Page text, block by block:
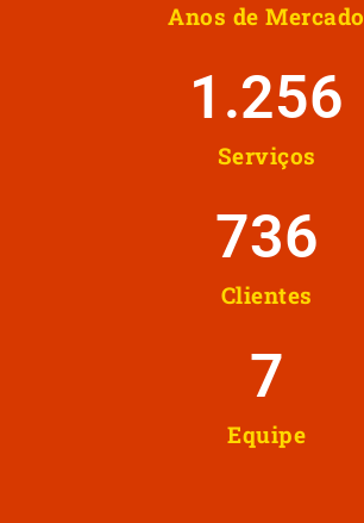
Anos de Mercado
Serviços
1.258
Clientes
737
Equipe
8